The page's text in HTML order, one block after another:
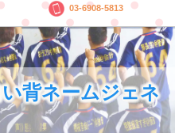
03-6908-5813
背ネームジェネ